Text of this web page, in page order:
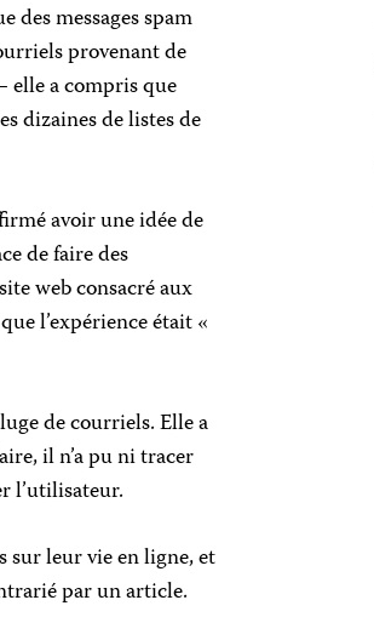
des messages spam
provenant de
elle a compris que
dizaines de listes de
avoir une idée de
de faire des
web consacré aux
l’expérience était «
de courriels. Elle a
il n’a pu ni tracer
l’utilisateur.
sur leur vie en ligne, et
par un article.